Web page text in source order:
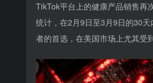
TikTok平台上的健康产品销售再
统计，在2月9日至3月9日的30
者的首选，在美国市场上尤其受